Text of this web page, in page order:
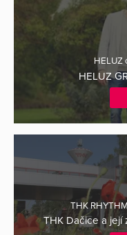
HELUZ
HELUZ
THK
THK Dačice a její